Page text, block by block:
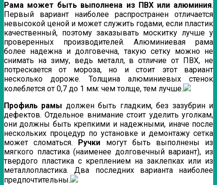
Рама может быть выполнена из ПВХ или алюминия.
Первый вариант наиболее распространен отличается
невысокой ценой и может служить годами, если пластик
качественный, поэтому заказывать москитку лучше у
проверенных производителей. Алюминиевая рама
более надежна и долговечна, такую сетку можно не
снимать на зиму, ведь металл, в отличие от ПВХ, не
потрескается от мороза, но и стоит этот вариант
несколько дороже. Толщина алюминиевых стенок
колеблется от 0,7 до 1 мм: чем толще, тем лучше.
Профиль рамы должен быть гладким, без зазубрин и
дефектов. Отдельное внимание стоит уделить уголкам,
они должны быть крепкими и надежными, иначе после
нескольких процедур по установке и демонтажу сетка
может сломаться. Ручки могут быть выполнены из
мягкого пластика (наименее долговечный вариант), из
твердого пластика с креплением на заклепках или из
металлопластика. Два последних варианта наиболее
предпочтительны.